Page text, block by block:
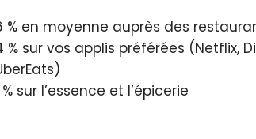
% en moyenne auprès des
% sur vos applis préférées (Netflix,
% sur l’essence et l’épicerie